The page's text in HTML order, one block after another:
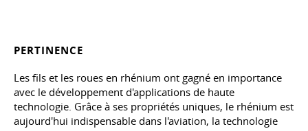
PERTINENCE
Les fils et les roues en rhénium ont gagné en importance
avec le développement d'applications de haute
technologie. Grâce à ses propriétés uniques, le rhénium est
aujourd'hui indispensable dans l'aviation, la technologie